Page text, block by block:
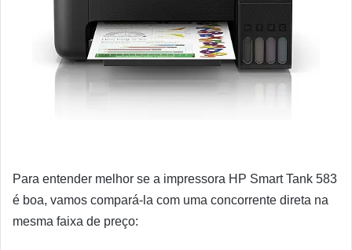
Para entender melhor se a impressora HP Smart Tank 583
é boa, vamos compará-la com uma concorrente direta na
mesma faixa de preço: